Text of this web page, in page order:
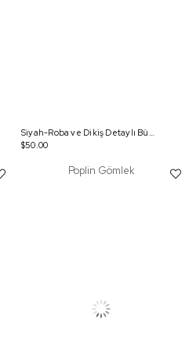
Siyah-Roba ve Dikiş Detaylı Büyük Beden Gömlek
$50.00
Poplin Gömlek